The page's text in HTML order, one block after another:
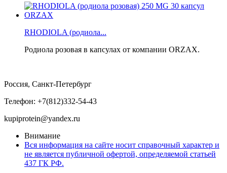
RHODIOLA (родиола...
Родиола розовая в капсулах от компании ORZAX.
Россия, Санкт-Петербург
Телефон: +7(812)332-54-43
kupiprotein@yandex.ru
Внимание
Вся информация на сайте носит справочный характер и
не является публичной офертой, определяемой статьей
437 ГК РФ.